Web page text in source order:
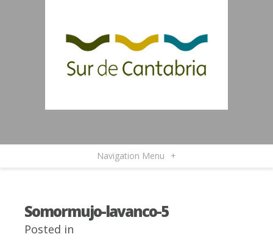
Navigation Menu +
Somormujo-lavanco-5
Posted in